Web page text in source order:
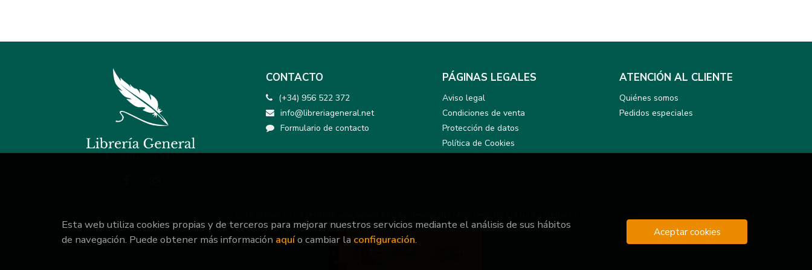
CONTACTO
(+34) 956 522 372
info@libreriageneral.net
Formulario de contacto
PÁGINAS LEGALES
Aviso legal
Condiciones de venta
Protección de datos
Política de Cookies
ATENCIÓN AL CLIENTE
Quiénes somos
Pedidos especiales
Esta web utiliza cookies propias y de terceros para mejorar nuestros servicios mediante el análisis de sus hábitos
de navegación. Puede obtener más información aquío cambiar la configuración.
Aceptar cookies